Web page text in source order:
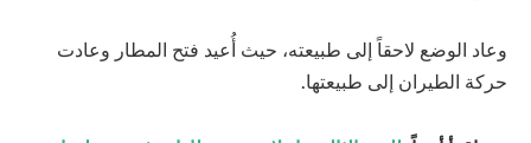
وعاد الوضع لاحقاً إلى طبيعته، حيث أُعيد فتح المطار وعادت
حركة الطيران إلى طبيعتها.